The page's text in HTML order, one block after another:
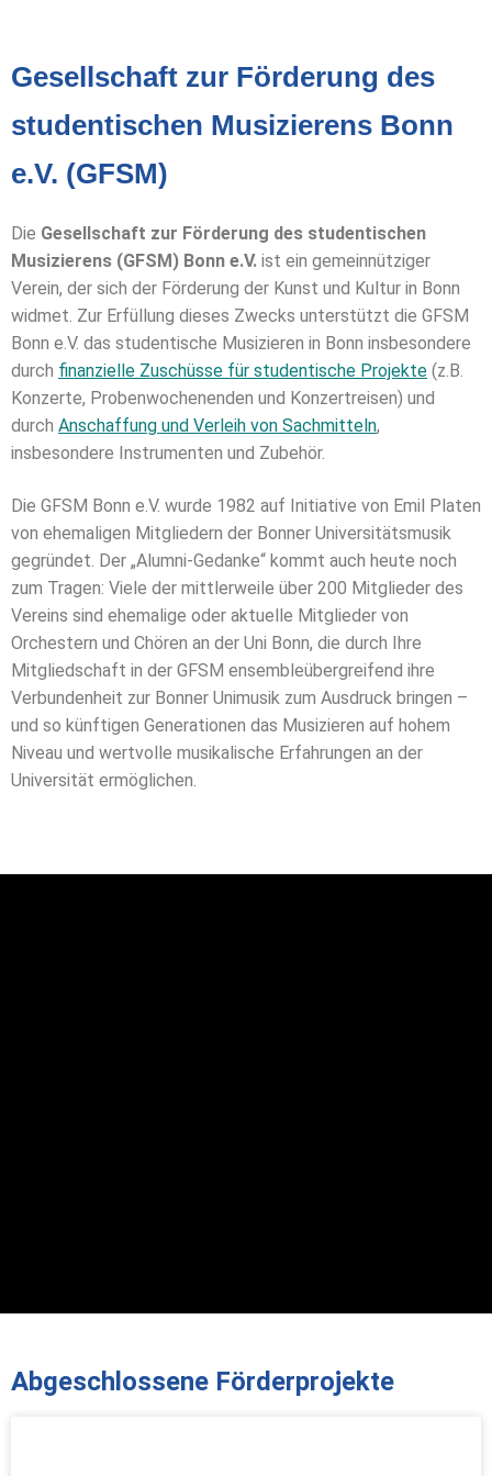
Chor des Collegium musicum
Bonn
Gesellschaft zur Förderung des
studentischen Musizierens Bonn
e.V. (GFSM)
Die Gesellschaft zur Förderung des studentischen
Musizierens (GFSM) Bonn e.V. ist ein gemeinnütziger
Verein, der sich der Förderung der Kunst und Kultur in Bonn
widmet. Zur Erfüllung dieses Zwecks unterstützt die GFSM
Bonn e.V. das studentische Musizieren in Bonn insbesondere
durch finanzielle Zuschüsse für studentische Projekte (z.B.
Konzerte, Probenwochenenden und Konzertreisen) und
durch Anschaffung und Verleih von Sachmitteln,
insbesondere Instrumenten und Zubehör.
Die GFSM Bonn e.V. wurde 1982 auf Initiative von Emil Platen
von ehemaligen Mitgliedern der Bonner Universitätsmusik
gegründet. Der „Alumni-Gedanke“ kommt auch heute noch
zum Tragen: Viele der mittlerweile über 200 Mitglieder des
Vereins sind ehemalige oder aktuelle Mitglieder von
Orchestern und Chören an der Uni Bonn, die durch Ihre
Mitgliedschaft in der GFSM ensembleübergreifend ihre
Verbundenheit zur Bonner Unimusik zum Ausdruck bringen –
und so künftigen Generationen das Musizieren auf hohem
Niveau und wertvolle musikalische Erfahrungen an der
Universität ermöglichen.
studentische
Abgeschlossene Förderprojekte